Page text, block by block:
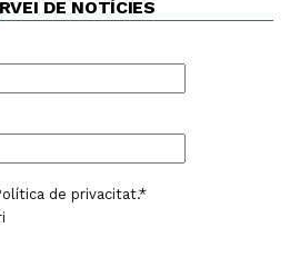
DE NOTÍCIES
de privacitat.*